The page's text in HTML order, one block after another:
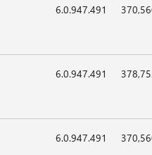
6.0.947.491
6.0.947.491
6.0.947.491